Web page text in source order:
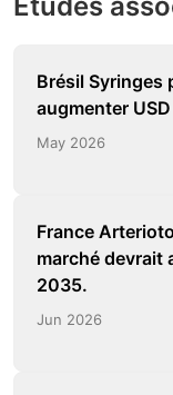
Brésil Syringes
augmenter
May 2026
France
marché devrait
2035.
Jun 2026